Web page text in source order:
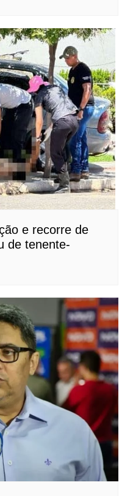
e recorre de
de tenente-